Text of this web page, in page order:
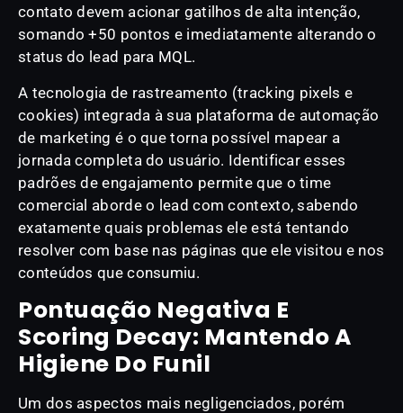
contato devem acionar gatilhos de alta intenção,
somando +50 pontos e imediatamente alterando o
status do lead para MQL.
A tecnologia de rastreamento (tracking pixels e
cookies) integrada à sua plataforma de automação
de marketing é o que torna possível mapear a
jornada completa do usuário. Identificar esses
padrões de engajamento permite que o time
comercial aborde o lead com contexto, sabendo
exatamente quais problemas ele está tentando
resolver com base nas páginas que ele visitou e nos
conteúdos que consumiu.
Pontuação Negativa E
Scoring Decay: Mantendo A
Higiene Do Funil
Um dos aspectos mais negligenciados, porém